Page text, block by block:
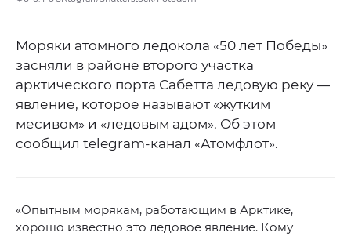
Моряки атомного ледокола «50 лет Победы»
засняли в районе второго участка
арктического порта Сабетта ледовую реку —
явление, которое называют «жутким
месивом» и «ледовым адом». Об этом
сообщил telegram-канал «Атомфлот».
«Опытным морякам, работающим в Арктике,
хорошо известно это ледовое явление. Кому